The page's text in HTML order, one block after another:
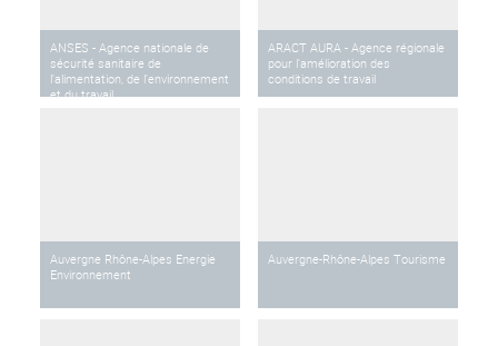
ANSES - Agence nationale de
sécurité sanitaire de
l'alimentation, de l'environnement
et du travail
ARACT AURA - Agence régionale
pour l'amélioration des
conditions de travail
Auvergne Rhône-Alpes Energie
Environnement
Auvergne-Rhône-Alpes Tourisme